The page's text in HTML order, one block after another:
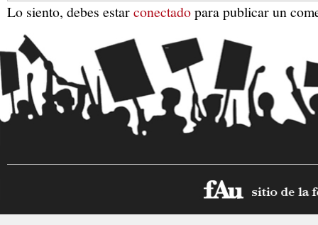
Lo siento, debes estarconectadopara publicar un